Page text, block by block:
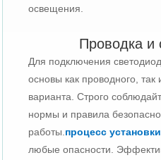
освещения.
Проводка и
Для подключения
основы как проводного,
варианта. Строго
нормы и правила
работы. процесс установки
любые опасности.